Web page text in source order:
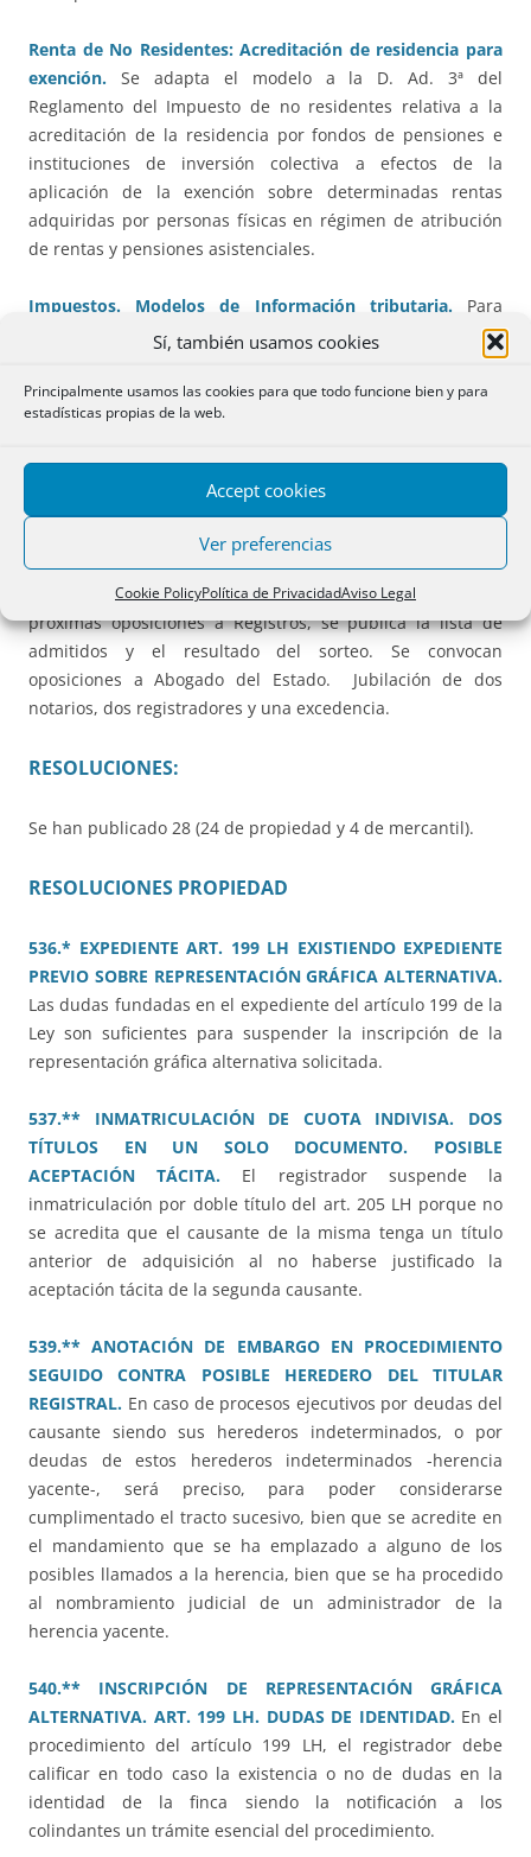
Sí, también usamos cookies
Principalmente usamos las cookies para que todo funcione bien y para
estadísticas propias de la web.
Accept cookies
Ver preferencias
Cookie PolicyPolítica de PrivacidadAviso Legal
Renta de No Residentes: Acreditación de residencia para
exención. Se adapta el modelo a la D. Ad. 3ª del
Reglamento del Impuesto de no residentes relativa a la
acreditación de la residencia por fondos de pensiones e
instituciones de inversión colectiva a efectos de la
aplicación de la exención sobre determinadas rentas
adquiridas por personas físicas en régimen de atribución
de rentas y pensiones asistenciales.
Impuestos. Modelos de Información tributaria.
Para
mejorar la información tributaria de la que dispone la
AEAT se modifican los modelos 184, 193, 194, 196, 198, 280
y 289.
SECCIÓN 2ª.
Incluye el resultado de los últimos
concursos, tanto notarial como de registros. Cara a las
próximas oposiciones a Registros, se publica la lista de
admitidos y el resultado del sorteo. Se convocan
oposiciones a Abogado del Estado. Jubilación de dos
notarios, dos registradores y una excedencia.
RESOLUCIONES:
Se han publicado 28 (24 de propiedad y 4 de mercantil).
RESOLUCIONES PROPIEDAD
536.* EXPEDIENTE ART. 199 LH EXISTIENDO EXPEDIENTE
PREVIO SOBRE REPRESENTACIÓN GRÁFICA ALTERNATIVA.
Las dudas fundadas en el expediente del artículo 199 de la
Ley son suficientes para suspender la inscripción de la
representación gráfica alternativa solicitada.
537.** INMATRICULACIÓN DE CUOTA INDIVISA. DOS
TÍTULOS EN UN SOLO DOCUMENTO. POSIBLE
ACEPTACIÓN TÁCITA.
El registrador suspende la
inmatriculación por doble título del art. 205 LH porque no
se acredita que el causante de la misma tenga un título
anterior de adquisición al no haberse justificado la
aceptación tácita de la segunda causante.
539.** ANOTACIÓN DE EMBARGO EN PROCEDIMIENTO
SEGUIDO CONTRA POSIBLE HEREDERO DEL TITULAR
REGISTRAL. En caso de procesos ejecutivos por deudas del
causante siendo sus herederos indeterminados, o por
deudas de estos herederos indeterminados -herencia
yacente-, será preciso, para poder considerarse
cumplimentado el tracto sucesivo, bien que se acredite en
el mandamiento que se ha emplazado a alguno de los
posibles llamados a la herencia, bien que se ha procedido
al nombramiento judicial de un administrador de la
herencia yacente.
540.** INSCRIPCIÓN DE REPRESENTACIÓN GRÁFICA
ALTERNATIVA. ART. 199 LH. DUDAS DE IDENTIDAD. En el
procedimiento del artículo 199 LH, el registrador debe
calificar en todo caso la existencia o no de dudas en la
identidad de la finca siendo la notificación a los
colindantes un trámite esencial del procedimiento.